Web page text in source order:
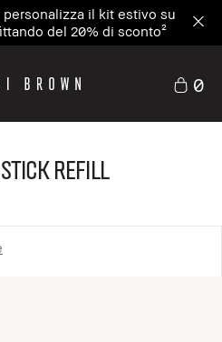
il kit estivo su
del 20% di sconto²
0
Refill